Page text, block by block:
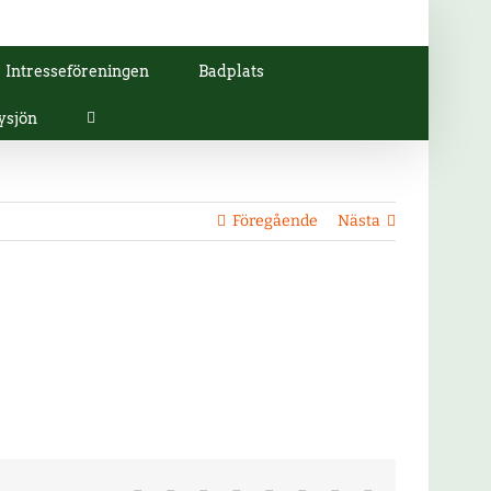
Intresseföreningen Badplats
Föregående Nästa